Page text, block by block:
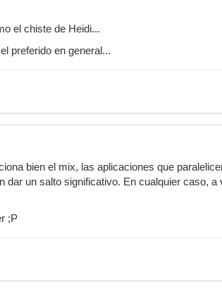
el chiste de Heidi...
preferido en general...
bien el mix, las aplicaciones que
dar un salto significativo. En cualquier caso,
;P